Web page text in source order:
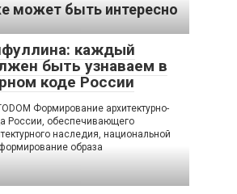
может быть интересно
каждый
быть узнаваем в
коде России
Формирование архитектурно-
России, обеспечивающего
наследия, национальной
образа